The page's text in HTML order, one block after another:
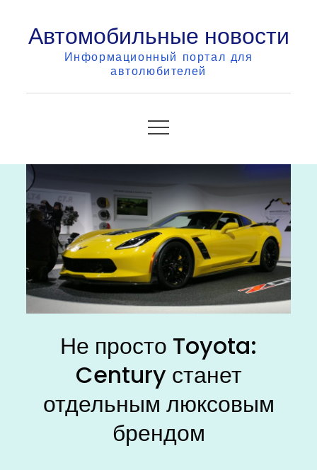
contentАвтомобильные новости
Информационный портал для
автолюбителей
Не просто Toyota:
Century станет
отдельным люксовым
брендом